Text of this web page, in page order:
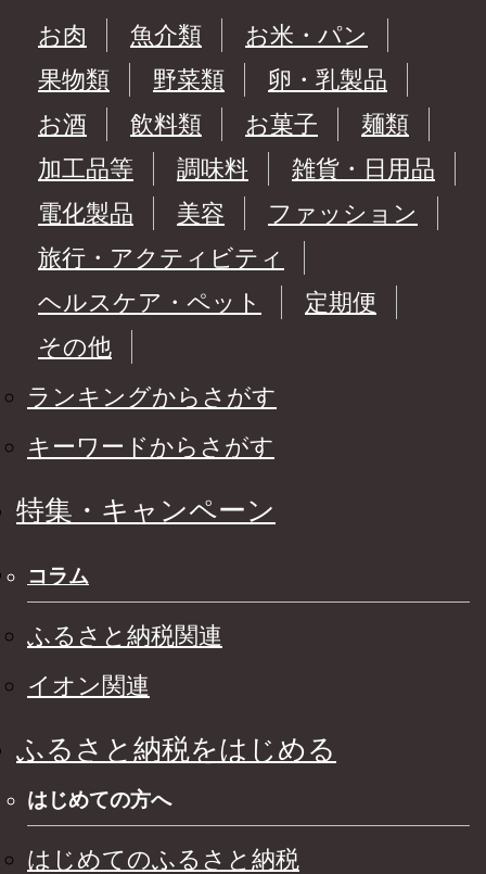
お肉
魚介類
お米・パン
果物類
野菜類
卵・乳製品
お酒
飲料類 お菓子
麺類
加工品等
調味料
雑貨・日用品
電化製品
美容
ファッション
旅行・アクティビティ
ヘルスケア・ペット
定期便
その他
ランキングからさがす
キーワードからさがす
特集・キャンペーン
コラム
ふるさと納税関連
イオン関連
ふるさと納税をはじめる
はじめての方へ
はじめてのふるさと納税